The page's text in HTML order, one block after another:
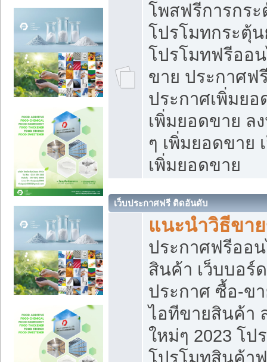
โพสฟรีการกร
โปรโมทกระตุ้
โปรโมทฟรีออ
ขาย ประกาศฟ
ประกาศเพิ่มย
เพิ่มยอดขาย ล
ๆ เพิ่มยอดขาย
เพิ่มยอดขาย
เว็บประกาศฟรี ติดอันดับ
แนะนำวิธีขา
ประกาศฟรีออ
สินค้า เว็บบอร์
ประกาศ ซื้อ-ข
ไอทีขายสินค้า
ใหม่ๆ 2023 โป
โปรโมทสินค้า